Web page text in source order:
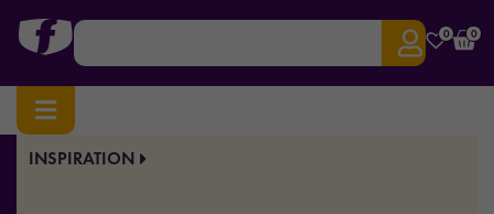
0 0
INSPIRATION
Hem/Profilkläder/ Women’s Long Sleeve Interlock Tee